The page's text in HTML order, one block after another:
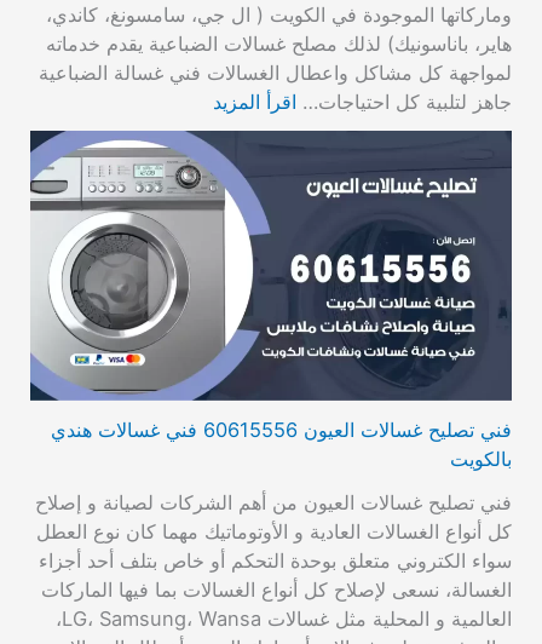
وماركاتها الموجودة في الكويت ( ال جي، سامسونغ، كاندي،
هاير، باناسونيك) لذلك مصلح غسالات الضباعية يقدم خدماته
لمواجهة كل مشاكل واعطال الغسالات فني غسالة الضباعية
جاهز لتلبية كل احتياجات… اقرأ المزيد
فني تصليح غسالات العيون 60615556 فني غسالات هندي
بالكويت
فني تصليح غسالات العيون من أهم الشركات لصيانة و إصلاح
كل أنواع الغسالات العادية و الأوتوماتيك مهما كان نوع العطل
سواء الكتروني متعلق بوحدة التحكم أو خاص بتلف أحد أجزاء
الغسالة، نسعى لإصلاح كل أنواع الغسالات بما فيها الماركات
العالمية و المحلية مثل غسالات LG، Samsung، Wansa،